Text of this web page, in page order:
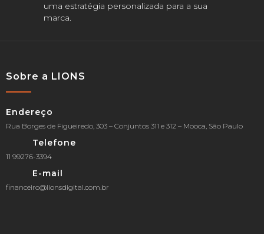
uma estratégia personalizada para a sua
marca.
Sobre a LIONS
Endereço
Rua Borges de Figueiredo, 303 – Conjuntos 311 e 312 – Mooca, São Paulo
Telefone
11 99276-3394
E-mail
financeiro@lionsdigital.com.br